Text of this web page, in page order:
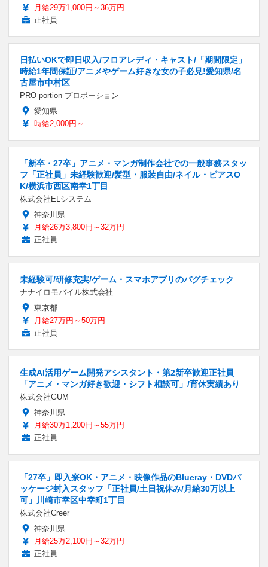
月給29万1,000円～36万円
正社員
日払いOKで即日収入/フロアレディ・キャスト/「期間限定」
時給1年間保証/アニメやゲーム好きな女の子必見!愛知県/名
古屋市中村区
PRO portion プロポーション
愛知県
時給2,000円～
「新卒・27卒」アニメ・マンガ制作会社での一般事務スタッ
フ「正社員」未経験歓迎/髪型・服装自由/ネイル・ピアスO
K/横浜市西区南幸1丁目
株式会社ELシステム
神奈川県
月給26万3,800円～32万円
正社員
未経験可/研修充実/ゲーム・スマホアプリのバグチェック
ナナイロモバイル株式会社
東京都
月給27万円～50万円
正社員
生成AI活用ゲーム開発アシスタント・第2新卒歓迎正社員
「アニメ・マンガ好き歓迎・シフト相談可」/育休実績あり
株式会社GUM
神奈川県
月給30万1,200円～55万円
正社員
「27卒」即入寮OK・アニメ・映像作品のBlueray・DVDパ
ッケージ封入スタッフ「正社員/土日祝休み/月給30万以上
可」川崎市幸区中幸町1丁目
株式会社Creer
神奈川県
月給25万2,100円～32万円
正社員